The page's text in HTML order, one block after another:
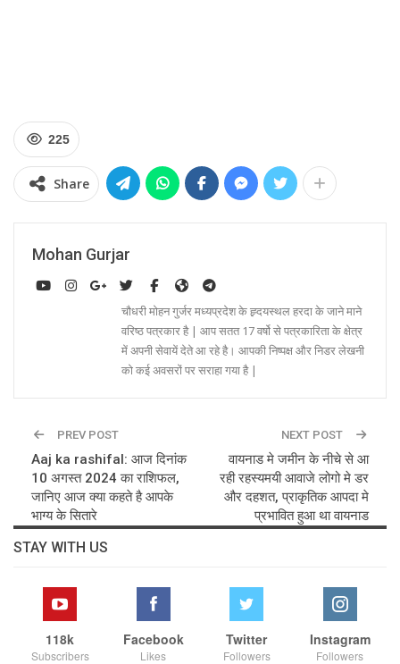
225
Share
Mohan Gurjar
चौधरी मोहन गुर्जर मध्यप्रदेश के ह्र्दयस्थल हरदा के जाने माने
वरिष्ठ पत्रकार है | आप सतत 17 वर्षो से पत्रकारिता के क्षेत्र
में अपनी सेवायें देते आ रहे है। आपकी निष्पक्ष और निडर लेखनी
को कई अवसरों पर सराहा गया है |
PREV POST
Aaj ka rashifal: आज दिनांक
10 अगस्त 2024 का राशिफल,
जानिए आज क्या कहते है आपके
भाग्य के सितारे
NEXT POST
वायनाड मे जमीन के नीचे से आ
रही रहस्यमयी आवाजे लोगो मे डर
और दहशत, प्राकृतिक आपदा मे
प्रभावित हुआ था वायनाड
STAY WITH US
118k
Subscribers
Facebook
Likes
Twitter
Followers
Instagram
Followers